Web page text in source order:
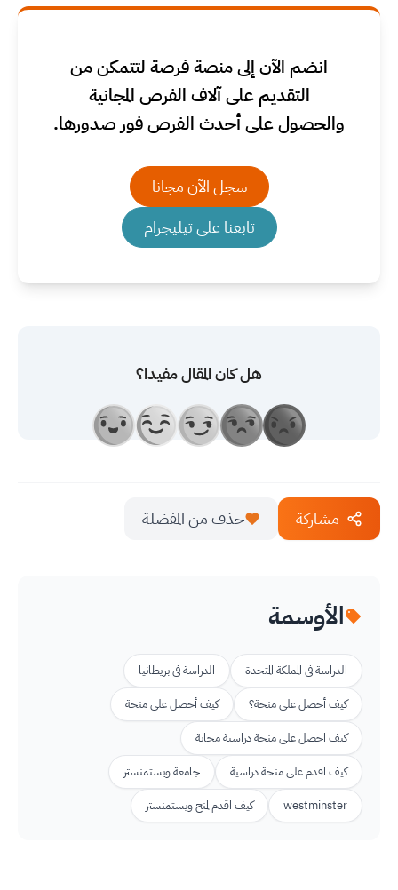
انضم الآن إلى منصة فرصة لتتمكن من
التقديم على آلاف الفرص المجانية
والحصول على أحدث الفرص فور صدورها.
سجل الآن مجانا
تابعنا على تيليجرام
هل كان المقال مفيدا؟
مشاركة حذف من المفضلة
الأوسمة
الدراسة في المملكة المتحدة
الدراسة في بريطانيا
كيف أحصل على منحة؟
كيف أحصل على منحة
كيف احصل على منحة دراسية مجاية
كيف اقدم على منحة دراسية
جامعة ويستمنستر
westminster
كيف اقدم لمنح ويستمنستر